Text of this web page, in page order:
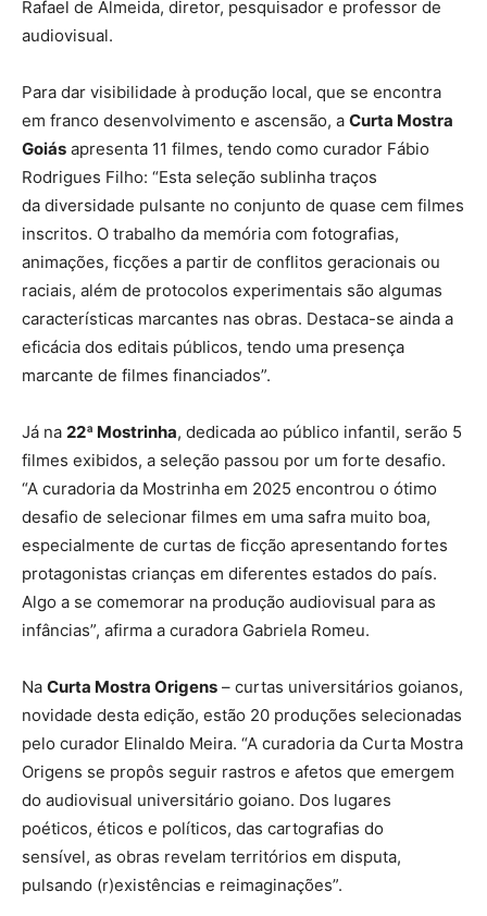
Rafael de Almeida, diretor, pesquisador e professor de
audiovisual.
Para dar visibilidade à produção local, que se encontra
em franco desenvolvimento e ascensão, a Curta Mostra
Goiás apresenta 11 filmes, tendo como curador Fábio
Rodrigues Filho: “Esta seleção sublinha traços
da diversidade pulsante no conjunto de quase cem filmes
inscritos. O trabalho da memória com fotografias,
animações, ficções a partir de conflitos geracionais ou
raciais, além de protocolos experimentais são algumas
características marcantes nas obras. Destaca-se ainda a
eficácia dos editais públicos, tendo uma presença
marcante de filmes financiados”.
Já na 22ª Mostrinha, dedicada ao público infantil, serão 5
filmes exibidos, a seleção passou por um forte desafio.
“A curadoria da Mostrinha em 2025 encontrou o ótimo
desafio de selecionar filmes em uma safra muito boa,
especialmente de curtas de ficção apresentando fortes
protagonistas crianças em diferentes estados do país.
Algo a se comemorar na produção audiovisual para as
infâncias”, afirma a curadora Gabriela Romeu.
Na Curta Mostra Origens – curtas universitários goianos,
novidade desta edição, estão 20 produções selecionadas
pelo curador Elinaldo Meira. “A curadoria da Curta Mostra
Origens se propôs seguir rastros e afetos que emergem
do audiovisual universitário goiano. Dos lugares
poéticos, éticos e políticos, das cartografias do
sensível, as obras revelam territórios em disputa,
pulsando (r)existências e reimaginações”.